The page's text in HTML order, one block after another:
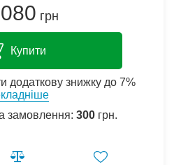
грн
Купити
додаткову знижку до 7%
замовлення: 300 грн.